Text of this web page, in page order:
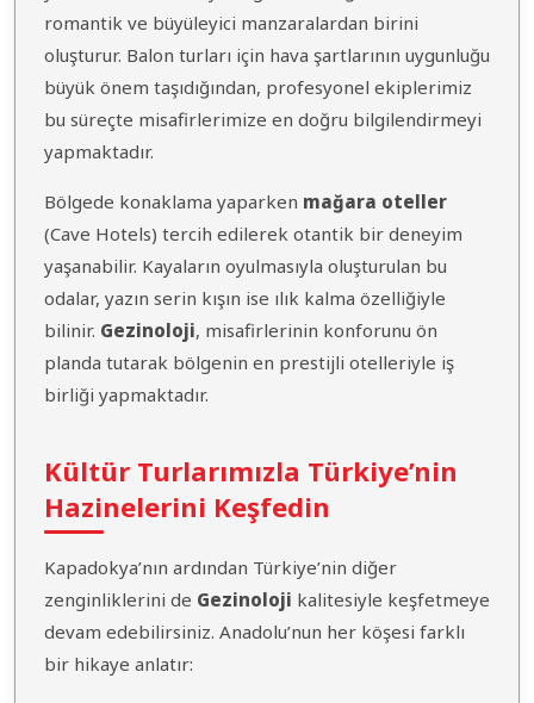
romantik ve büyüleyici manzaralardan birini
oluşturur. Balon turları için hava şartlarının uygunluğu
büyük önem taşıdığından, profesyonel ekiplerimiz
bu süreçte misafirlerimize en doğru bilgilendirmeyi
yapmaktadır.
Bölgede konaklama yaparken mağara oteller
(Cave Hotels) tercih edilerek otantik bir deneyim
yaşanabilir. Kayaların oyulmasıyla oluşturulan bu
odalar, yazın serin kışın ise ılık kalma özelliğiyle
bilinir. Gezinoloji, misafirlerinin konforunu ön
planda tutarak bölgenin en prestijli otelleriyle iş
birliği yapmaktadır.
Kültür Turlarımızla Türkiye’nin
Hazinelerini Keşfedin
Kapadokya’nın ardından Türkiye’nin diğer
zenginliklerini de Gezinoloji kalitesiyle keşfetmeye
devam edebilirsiniz. Anadolu’nun her köşesi farklı
bir hikaye anlatır: